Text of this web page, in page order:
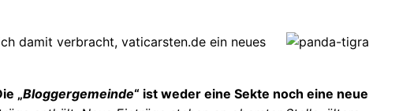
damit verbracht, vaticarsten.de ein neues
„Bloggergemeinde“ ist weder eine Sekte noch eine neue